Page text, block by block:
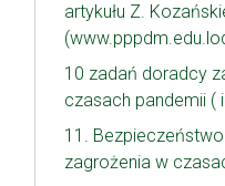
artykułu Z.
10 zadań doradcy
czasach pandemii (
11.
zagrożenia w